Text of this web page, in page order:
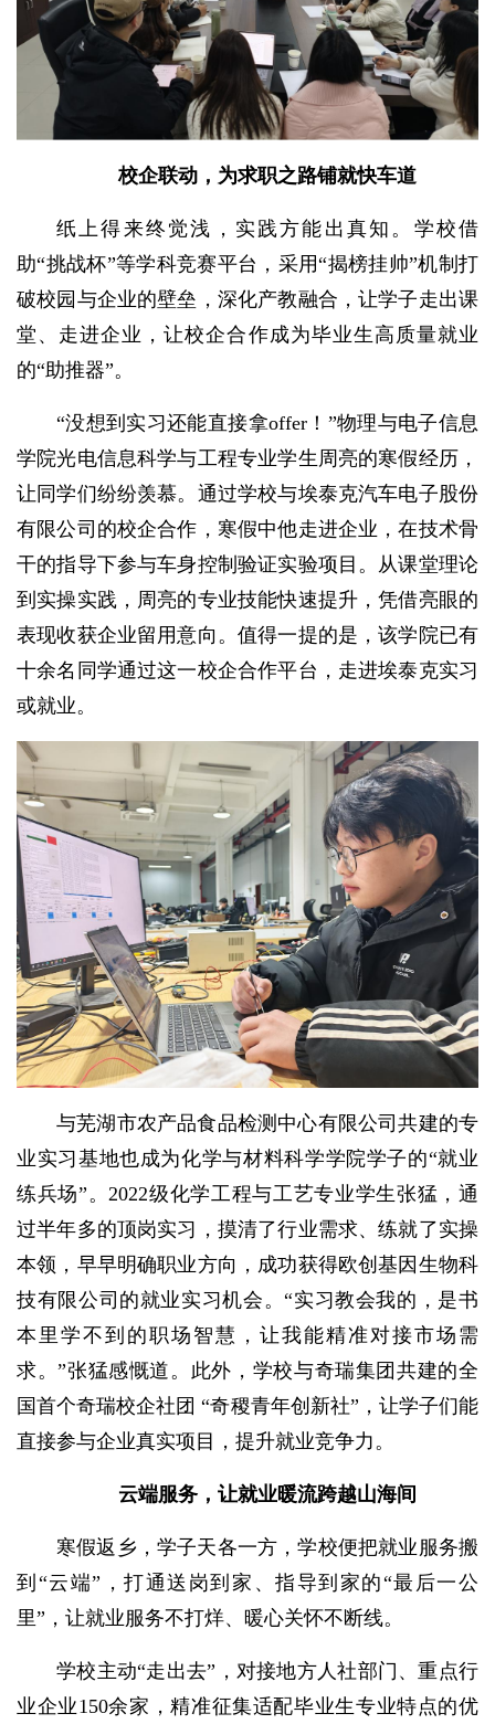
校企联动，为求职之路铺就快车道
纸上得来终觉浅，实践方能出真知。学校借
助“挑战杯”等学科竞赛平台，采用“揭榜挂帅”机制打
破校园与企业的壁垒，深化产教融合，让学子走出课
堂、走进企业，让校企合作成为毕业生高质量就业
的“助推器”。
“没想到实习还能直接拿offer！”物理与电子信息
学院光电信息科学与工程专业学生周亮的寒假经历，
让同学们纷纷羡慕。通过学校与埃泰克汽车电子股份
有限公司的校企合作，寒假中他走进企业，在技术骨
干的指导下参与车身控制验证实验项目。从课堂理论
到实操实践，周亮的专业技能快速提升，凭借亮眼的
表现收获企业留用意向。值得一提的是，该学院已有
十余名同学通过这一校企合作平台，走进埃泰克实习
或就业。
与芜湖市农产品食品检测中心有限公司共建的专
业实习基地也成为化学与材料科学学院学子的“就业
练兵场”。2022级化学工程与工艺专业学生张猛，通
过半年多的顶岗实习，摸清了行业需求、练就了实操
本领，早早明确职业方向，成功获得欧创基因生物科
技有限公司的就业实习机会。“实习教会我的，是书
本里学不到的职场智慧，让我能精准对接市场需
求。”张猛感慨道。此外，学校与奇瑞集团共建的全
国首个奇瑞校企社团 “奇稷青年创新社”，让学子们能
直接参与企业真实项目，提升就业竞争力。
云端服务，让就业暖流跨越山海间
寒假返乡，学子天各一方，学校便把就业服务搬
到“云端”，打通送岗到家、指导到家的“最后一公
里”，让就业服务不打烊、暖心关怀不断线。
学校主动“走出去”，对接地方人社部门、重点行
业企业150余家，精准征集适配毕业生专业特点的优